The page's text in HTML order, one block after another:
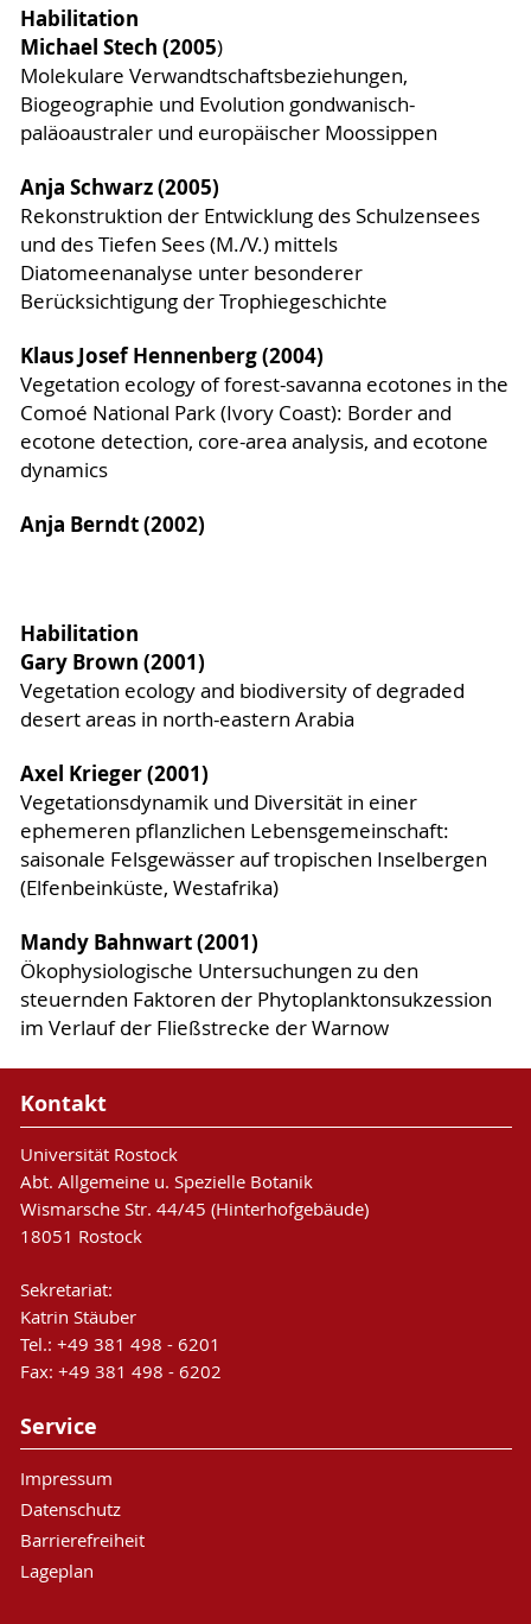
Habilitation
Michael Stech (2005)
Molekulare Verwandtschaftsbeziehungen,
Biogeographie und Evolution gondwanisch-
paläoaustraler und europäischer Moossippen
Anja Schwarz (2005)
Rekonstruktion der Entwicklung des Schulzensees
und des Tiefen Sees (M./V.) mittels
Diatomeenanalyse unter besonderer
Berücksichtigung der Trophiegeschichte
Klaus Josef Hennenberg (2004)
Vegetation ecology of forest-savanna ecotones in the
Comoé National Park (Ivory Coast): Border and
ecotone detection, core-area analysis, and ecotone
dynamics
Anja Berndt (2002)
Habilitation
Gary Brown (2001)
Vegetation ecology and biodiversity of degraded
desert areas in north-eastern Arabia
Axel Krieger (2001)
Vegetationsdynamik und Diversität in einer
ephemeren pflanzlichen Lebensgemeinschaft:
saisonale Felsgewässer auf tropischen Inselbergen
(Elfenbeinküste, Westafrika)
Mandy Bahnwart (2001)
Ökophysiologische Untersuchungen zu den
steuernden Faktoren der Phytoplanktonsukzession
im Verlauf der Fließstrecke der Warnow
Kontakt
Universität Rostock
Abt. Allgemeine u. Spezielle Botanik
Wismarsche Str. 44/45 (Hinterhofgebäude)
18051 Rostock
Sekretariat:
Katrin Stäuber
Tel.: +49 381 498 - 6201
Fax: +49 381 498 - 6202
Service
Impressum
Datenschutz
Barrierefreiheit
Lageplan